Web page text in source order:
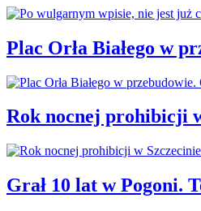
Plac Orła Białego w
Rok nocnej prohibicji
Grał 10 lat w Pogoni.